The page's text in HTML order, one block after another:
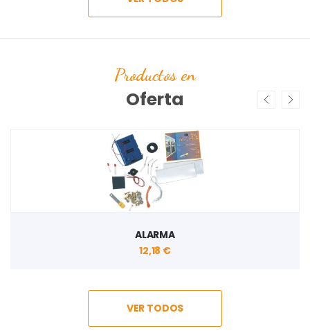
Productos en
Oferta
JUEGO DE FONEMAS ALPHA
VER TODOS